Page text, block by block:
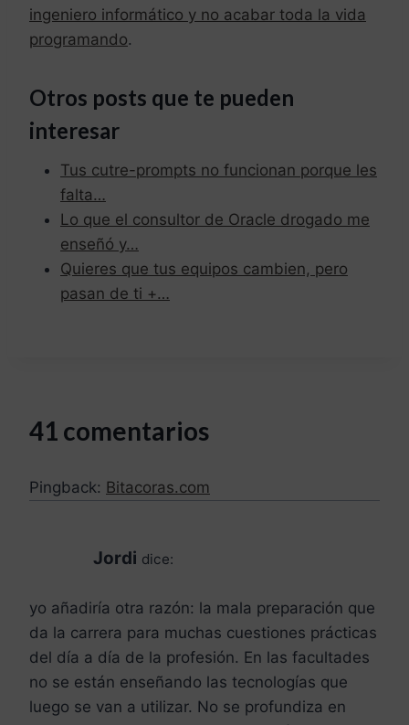
ingeniero informático y no acabar toda la vida
programando.
Otros posts que te pueden
interesar
Tus cutre-prompts no funcionan porque les
falta…
Lo que el consultor de Oracle drogado me
enseñó y…
Quieres que tus equipos cambien, pero
pasan de ti +…
41 comentarios
Pingback: Bitacoras.com
Jordi dice:
yo añadiría otra razón: la mala preparación que
da la carrera para muchas cuestiones prácticas
del día a día de la profesión. En las facultades
no se están enseñando las tecnologías que
luego se van a utilizar. No se profundiza en